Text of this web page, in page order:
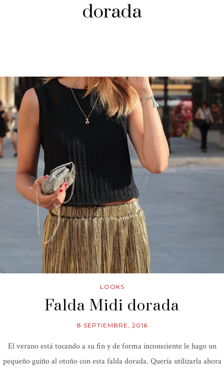
dorada
LOOKS
Falda Midi dorada
8 SEPTIEMBRE, 2016
El verano está tocando a su fin y de forma inconsciente le hago un
pequeño guiño al otoño con esta falda dorada. Quería utilizarla ahora